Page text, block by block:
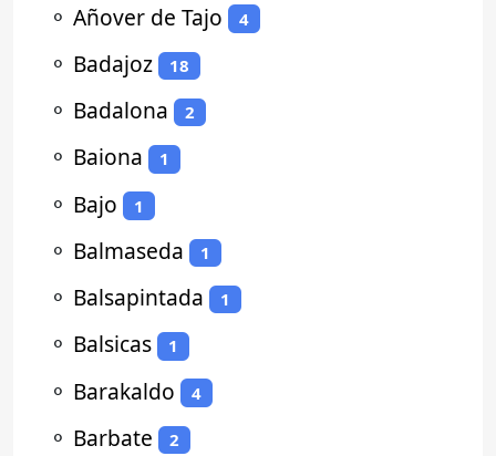
⚬ Añover de Tajo 4
⚬ Badajoz 18
⚬ Badalona 2
⚬ Baiona 1
⚬ Bajo 1
⚬ Balmaseda 1
⚬ Balsapintada 1
⚬ Balsicas 1
⚬ Barakaldo 4
⚬ Barbate 2